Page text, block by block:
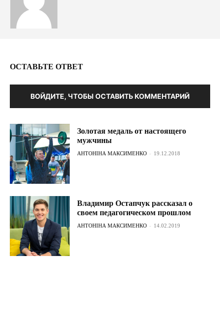
ОСТАВЬТЕ ОТВЕТ
ВОЙДИТЕ, ЧТОБЫ ОСТАВИТЬ КОММЕНТАРИЙ
Золотая медаль от настоящего
мужчины
АНТОНІНА МАКСИМЕНКО - 19.12.2018
Владимир Остапчук рассказал о
своем педагогическом прошлом
АНТОНІНА МАКСИМЕНКО - 14.02.2019